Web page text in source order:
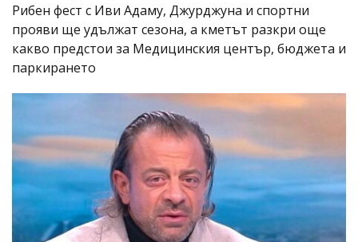
Рибен фест с Иви Адаму, Джурджуна и спортни
прояви ще удължат сезона, а кметът разкри още
какво предстои за Медицинския център, бюджета и
паркирането